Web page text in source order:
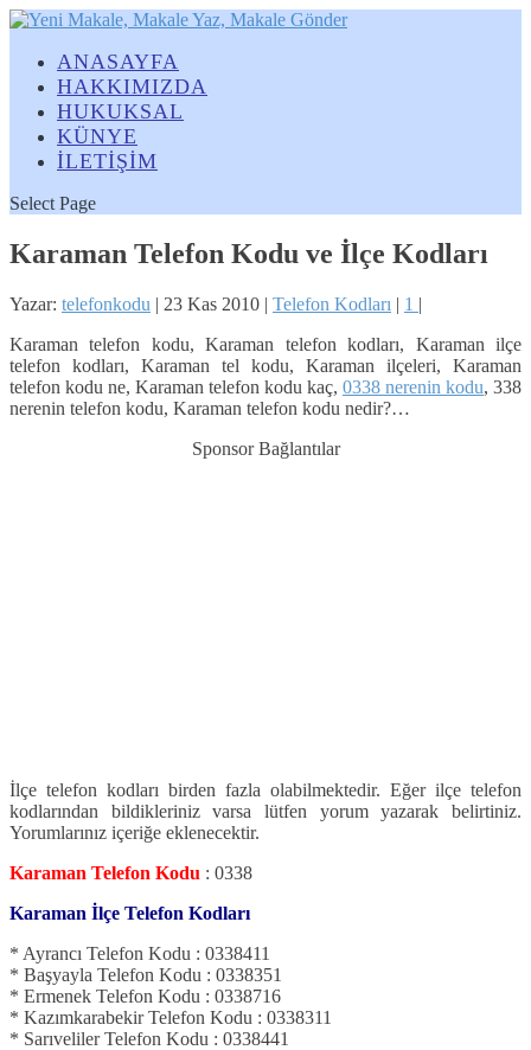
ANASAYFA
HAKKIMIZDA
HUKUKSAL
KÜNYE
İLETİŞİM
Select Page
Karaman Telefon Kodu ve İlçe Kodları
Yazar: telefonkodu | 23 Kas 2010 | Telefon Kodları | 1 |
Karaman telefon kodu, Karaman telefon kodları, Karaman ilçe
telefon kodları, Karaman tel kodu, Karaman ilçeleri, Karaman
telefon kodu ne, Karaman telefon kodu kaç, 0338 nerenin kodu, 338
nerenin telefon kodu, Karaman telefon kodu nedir?…
Sponsor Bağlantılar
İlçe telefon kodları birden fazla olabilmektedir. Eğer ilçe telefon
kodlarından bildikleriniz varsa lütfen yorum yazarak belirtiniz.
Yorumlarınız içeriğe eklenecektir.
Karaman Telefon Kodu : 0338
Karaman İlçe Telefon Kodları
* Ayrancı Telefon Kodu : 0338411
* Başyayla Telefon Kodu : 0338351
* Ermenek Telefon Kodu : 0338716
* Kazımkarabekir Telefon Kodu : 0338311
* Sarıveliler Telefon Kodu : 0338441